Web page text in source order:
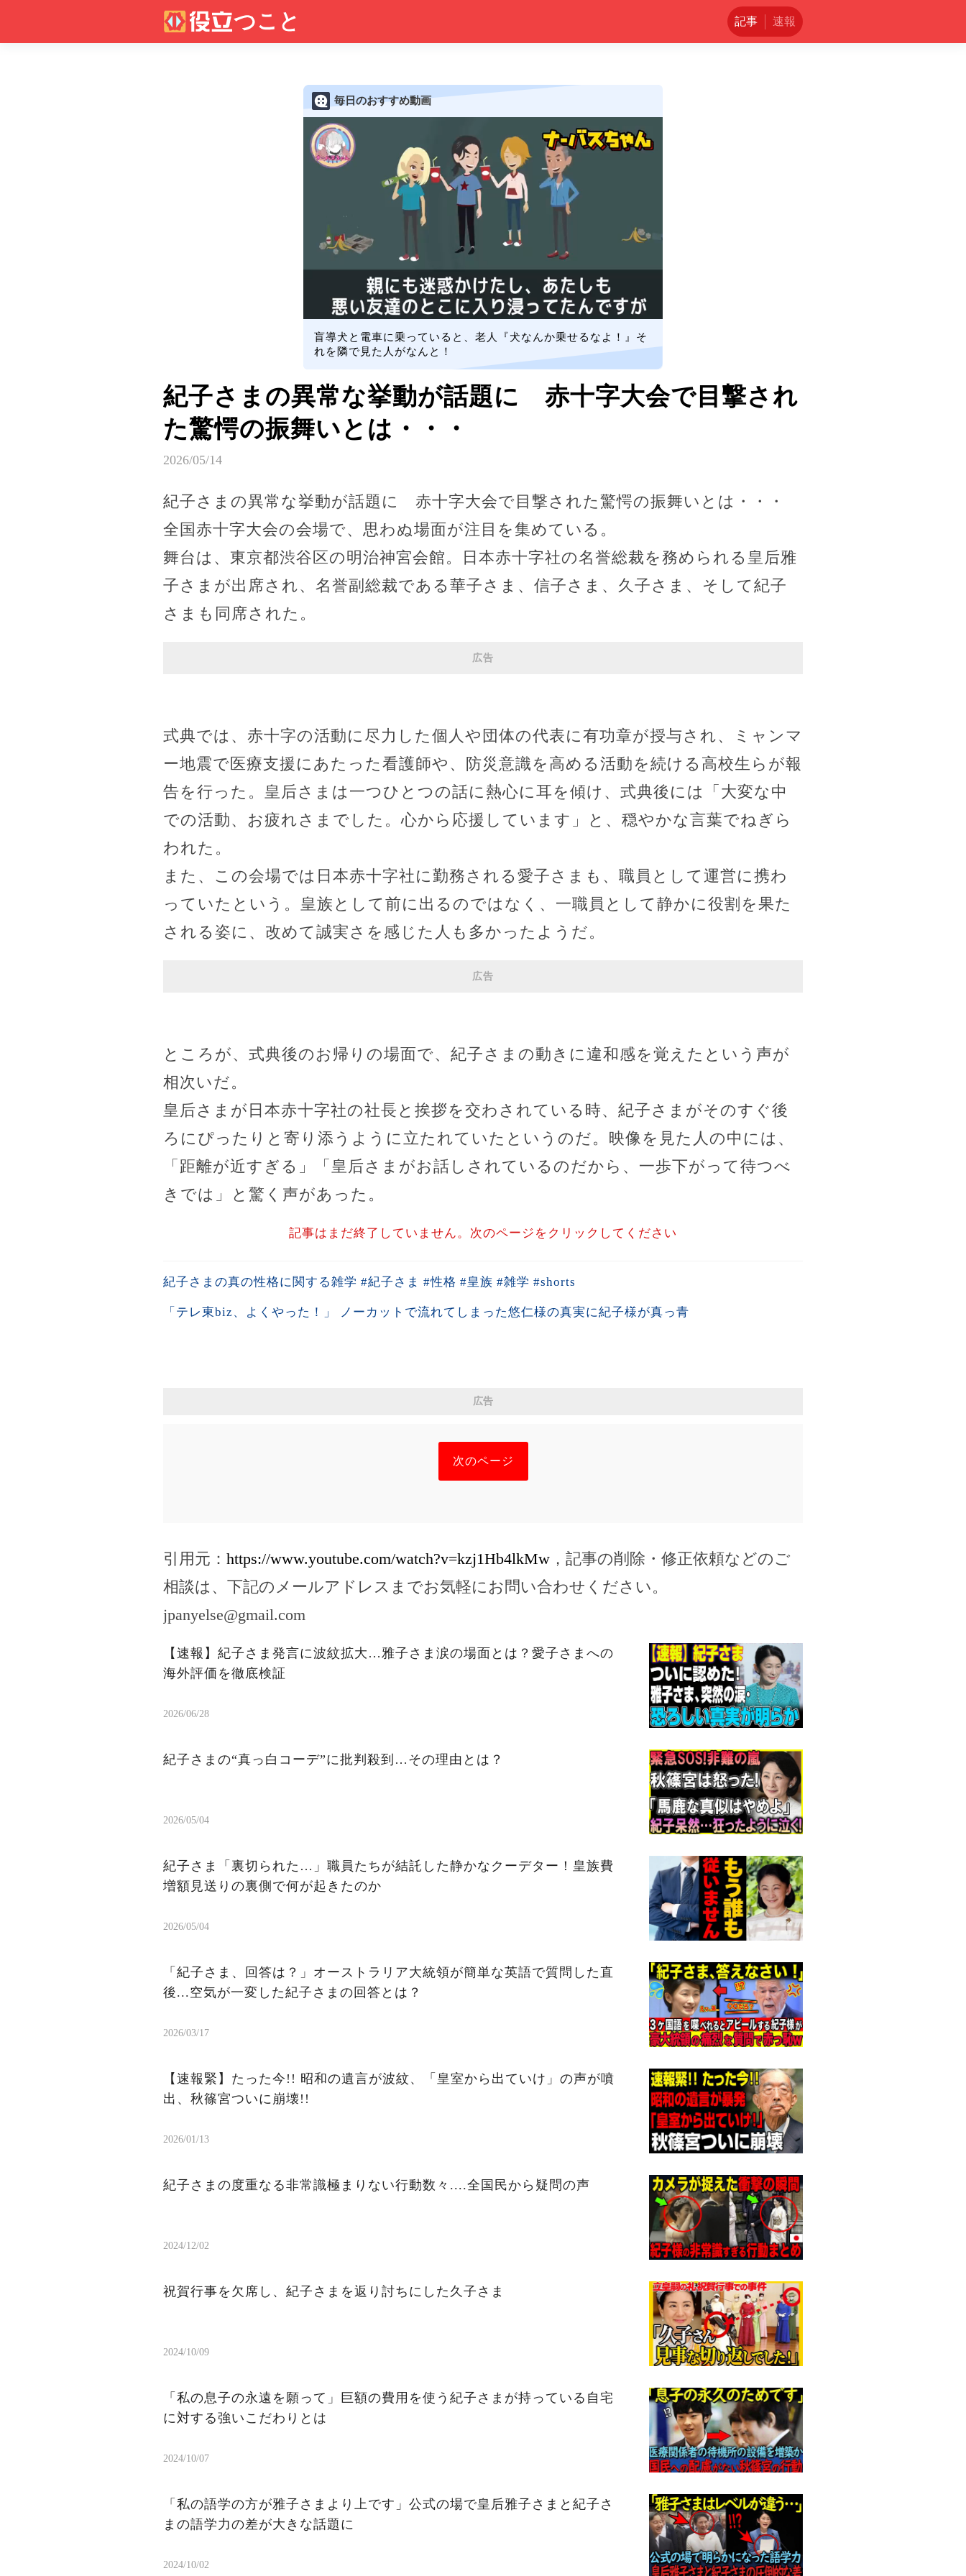
記事 速報
毎日のおすすめ動画
盲導犬と電車に乗っていると、老人『犬なんか乗せるなよ！』そ
れを隣で見た人がなんと！
紀子さまの異常な挙動が話題に 赤十字大会で目撃され
た驚愕の振舞いとは・・・
2026/05/14
紀子さまの異常な挙動が話題に 赤十字大会で目撃された驚愕の振舞いとは・・・
全国赤十字大会の会場で、思わぬ場面が注目を集めている。
舞台は、東京都渋谷区の明治神宮会館。日本赤十字社の名誉総裁を務められる皇后雅
子さまが出席され、名誉副総裁である華子さま、信子さま、久子さま、そして紀子
さまも同席された。
広告
式典では、赤十字の活動に尽力した個人や団体の代表に有功章が授与され、ミャンマ
ー地震で医療支援にあたった看護師や、防災意識を高める活動を続ける高校生らが報
告を行った。皇后さまは一つひとつの話に熱心に耳を傾け、式典後には「大変な中
での活動、お疲れさまでした。心から応援しています」と、穏やかな言葉でねぎら
われた。
また、この会場では日本赤十字社に勤務される愛子さまも、職員として運営に携わ
っていたという。皇族として前に出るのではなく、一職員として静かに役割を果た
される姿に、改めて誠実さを感じた人も多かったようだ。
広告
ところが、式典後のお帰りの場面で、紀子さまの動きに違和感を覚えたという声が
相次いだ。
皇后さまが日本赤十字社の社長と挨拶を交わされている時、紀子さまがそのすぐ後
ろにぴったりと寄り添うように立たれていたというのだ。映像を見た人の中には、
「距離が近すぎる」「皇后さまがお話しされているのだから、一歩下がって待つべ
きでは」と驚く声があった。
記事はまだ終了していません。次のページをクリックしてください
紀子さまの真の性格に関する雑学 #紀子さま #性格 #皇族 #雑学 #shorts
「テレ東biz、よくやった！」 ノーカットで流れてしまった悠仁様の真実に紀子様が真っ青
広告
次のページ
引用元： https://www.youtube.com/watch?v=kzj1Hb4lkMw ，記事の削除・修正依頼などのご
相談は、下記のメールアドレスまでお気軽にお問い合わせください。
jpanyelse@gmail.com
【速報】紀子さま発言に波紋拡大…雅子さま涙の場面とは？愛子さまへの
海外評価を徹底検証
2026/06/28
紀子さまの“真っ白コーデ”に批判殺到…その理由とは？
2026/05/04
紀子さま「裏切られた…」職員たちが結託した静かなクーデター！皇族費
増額見送りの裏側で何が起きたのか
2026/05/04
「紀子さま、回答は？」オーストラリア大統領が簡単な英語で質問した直
後...空気が一変した紀子さまの回答とは？
2026/03/17
【速報緊】たった今!! 昭和の遺言が波紋、「皇室から出ていけ」の声が噴
出、秋篠宮ついに崩壊!!
2026/01/13
紀子さまの度重なる非常識極まりない行動数々....全国民から疑問の声
2024/12/02
祝賀行事を欠席し、紀子さまを返り討ちにした久子さま
2024/10/09
「私の息子の永遠を願って」巨額の費用を使う紀子さまが持っている自宅
に対する強いこだわりとは
2024/10/07
「私の語学の方が雅子さまより上です」公式の場で皇后雅子さまと紀子さ
まの語学力の差が大きな話題に
2024/10/02